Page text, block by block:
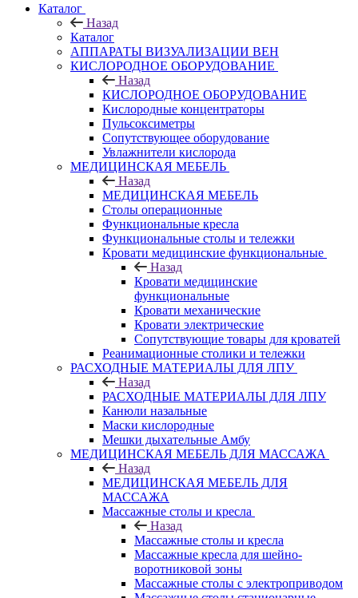
Каталог
Назад
Каталог
АППАРАТЫ ВИЗУАЛИЗАЦИИ ВЕН
КИСЛОРОДНОЕ ОБОРУДОВАНИЕ
Назад
КИСЛОРОДНОЕ ОБОРУДОВАНИЕ
Кислородные концентраторы
Пульсоксиметры
Сопутствующее оборудование
Увлажнители кислорода
МЕДИЦИНСКАЯ МЕБЕЛЬ
Назад
МЕДИЦИНСКАЯ МЕБЕЛЬ
Столы операционные
Функциональные кресла
Функциональные столы и тележки
Кровати медицинские функциональные
Назад
Кровати медицинские
функциональные
Кровати механические
Кровати электрические
Сопутствующие товары для кроватей
Реанимационные столики и тележки
РАСХОДНЫЕ МАТЕРИАЛЫ ДЛЯ ЛПУ
Назад
РАСХОДНЫЕ МАТЕРИАЛЫ ДЛЯ ЛПУ
Канюли назальные
Маски кислородные
Мешки дыхательные Амбу
МЕДИЦИНСКАЯ МЕБЕЛЬ ДЛЯ МАССАЖА
Назад
МЕДИЦИНСКАЯ МЕБЕЛЬ ДЛЯ
МАССАЖА
Массажные столы и кресла
Назад
Массажные столы и кресла
Массажные кресла для шейно-
воротниковой зоны
Массажные столы с электроприводом